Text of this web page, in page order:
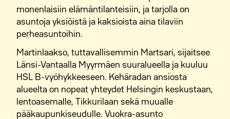
monenlaisiin elämäntilanteisiin, ja tarjolla on
asuntoja yksiöistä ja kaksioista aina tilaviin
perheasuntoihin.
Martinlaakso, tuttavallisemmin Martsari, sijaitsee
Länsi-Vantaalla Myyrmäen suuralueella ja kuuluu
HSL B-vyöhykkeeseen. Kehäradan ansiosta
alueelta on nopeat yhteydet Helsingin keskustaan,
lentoasemalle, Tikkurilaan sekä muualle
pääkaupunkiseudulle. Vuokra-asunto